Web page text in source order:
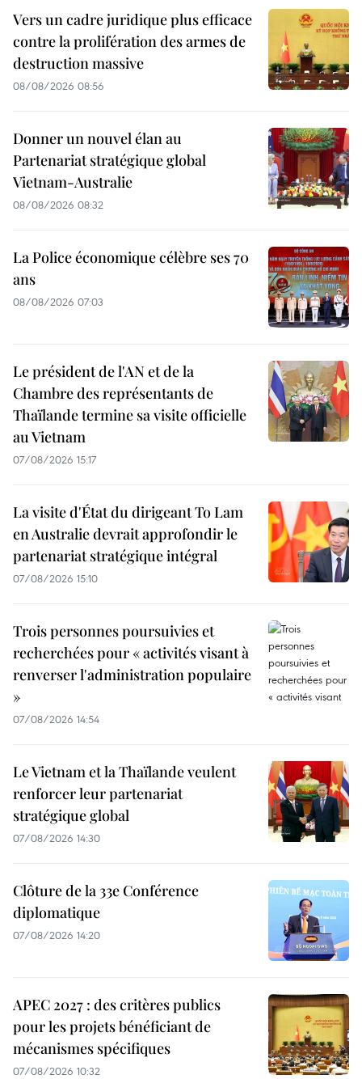
Vers un cadre juridique plus efficace
contre la prolifération des armes de
destruction massive
08/08/2026 08:56
Donner un nouvel élan au
Partenariat stratégique global
Vietnam-Australie
08/08/2026 08:32
La Police économique célèbre ses 70
ans
08/08/2026 07:03
Le président de l'AN et de la
Chambre des représentants de
Thaïlande termine sa visite officielle
au Vietnam
07/08/2026 15:17
La visite d'État du dirigeant To Lam
en Australie devrait approfondir le
partenariat stratégique intégral
07/08/2026 15:10
Trois personnes poursuivies et
recherchées pour « activités visant à
renverser l'administration populaire
»
07/08/2026 14:54
Le Vietnam et la Thaïlande veulent
renforcer leur partenariat
stratégique global
07/08/2026 14:30
Clôture de la 33e Conférence
diplomatique
07/08/2026 14:20
APEC 2027 : des critères publics
pour les projets bénéficiant de
mécanismes spécifiques
07/08/2026 10:32